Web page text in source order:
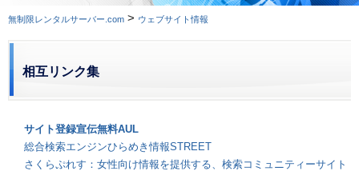
無制限レンタルサーバー.com > ウェブサイト情報
相互リンク集
サイト登録宣伝無料AUL
総合検索エンジンひらめき情報STREET
さくらぷれす：女性向け情報を提供する、検索コミュニティーサイト